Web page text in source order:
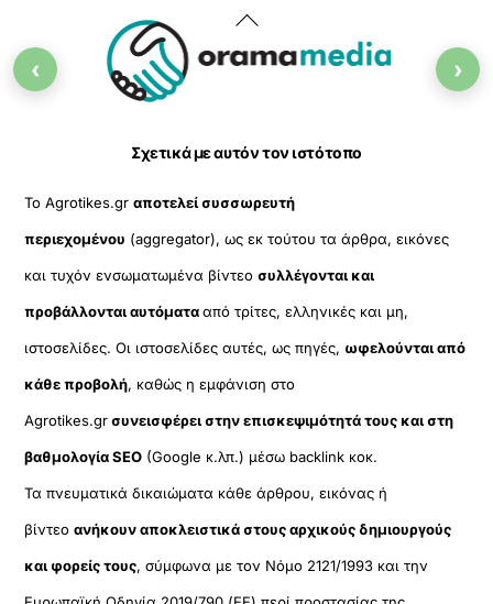
Back
To
Σχετικά με αυτόν τον ιστότοπο
Το Agrotikes.grαποτελεί συσσωρευτή
περιεχομένου (aggregator), ως εκ τούτου τα άρθρα, εικόνες
και τυχόν ενσωματωμένα βίντεοσυλλέγονται και
προβάλλονται αυτόματααπό τρίτες, ελληνικές και μη,
ιστοσελίδες. Οι ιστοσελίδες αυτές, ως πηγές, ωφελούνται από
κάθε προβολή, καθώς η εμφάνιση στο
Agrotikes.grσυνεισφέρει στην επισκεψιμότητά τους και στη
βαθμολογία SEO (Google κ.λπ.) μέσω backlink κοκ.
Τα πνευματικά δικαιώματα κάθε άρθρου, εικόνας ή
βίντεοανήκουν αποκλειστικά στους αρχικούς δημιουργούς
και φορείς τους, σύμφωνα με τον Νόμο 2121/1993 και την
‹ ›